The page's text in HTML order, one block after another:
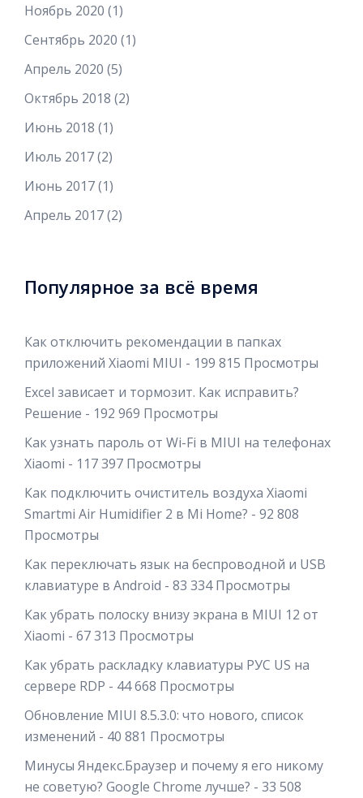
Ноябрь 2020 (1)
Сентябрь 2020 (1)
Апрель 2020 (5)
Октябрь 2018 (2)
Июнь 2018 (1)
Июль 2017(2)
Июнь 2017(1)
Апрель 2017(2)
Популярное за всё время
Как отключить рекомендации в папках
приложений Xiaomi MIUI - 199 815 Просмотры
Excel зависает и тормозит. Как исправить?
Решение - 192 969 Просмотры
Как узнать пароль от Wi-Fi в MIUI на телефонах
Xiaomi - 117 397 Просмотры
Как подключить очиститель воздуха Xiaomi
Smartmi Air Humidifier 2 в Mi Home? - 92 808
Просмотры
Как переключать язык на беспроводной и USB
клавиатуре в Android - 83 334 Просмотры
Как убрать полоску внизу экрана в MIUI 12 от
Xiaomi - 67 313 Просмотры
Как убрать раскладку клавиатуры РУС US на
сервере RDP - 44 668 Просмотры
Обновление MIUI 8.5.3.0: что нового, список
изменений - 40 881 Просмотры
Минусы Яндекс.Браузер и почему я его никому
не советую? Google Chrome лучше? - 33 508